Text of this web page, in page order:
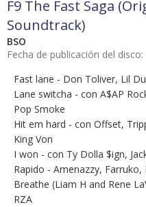
F9 The Fast Saga
Soundtrack)
BSO
Fecha de publicación del disco:
Fast lane - Don Toliver, Lil
Lane switcha - con A$AP
Pop Smoke
Hit em hard - con Offset,
King Von
I won - con Ty Dolla $ign,
Rapido - Amenazzy,
Breathe (Liam H and Rene
RZA